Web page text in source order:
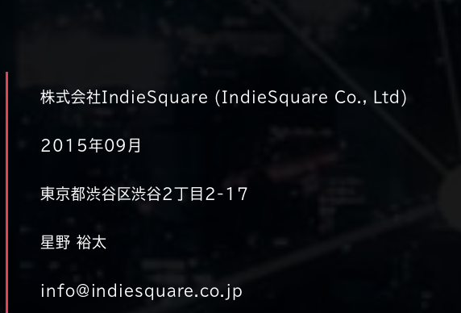
株式会社IndieSquare (IndieSquare Co., Ltd)
2015年09月
東京都渋谷区渋谷2丁目2-17
星野 裕太
info@indiesquare.co.jp